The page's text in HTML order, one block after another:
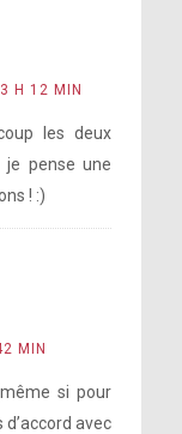
H 12 MIN
les deux
je pense une
! :)
MIN
si pour
avec